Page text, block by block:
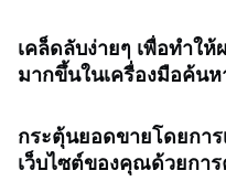
เคล็ดลับง่ายๆ เพื่อทำ
มากขึ้นในเครื่องมือค้นห
กระตุ้นยอดขายโดยก
เว็บไซต์ของคุณด้วยกา